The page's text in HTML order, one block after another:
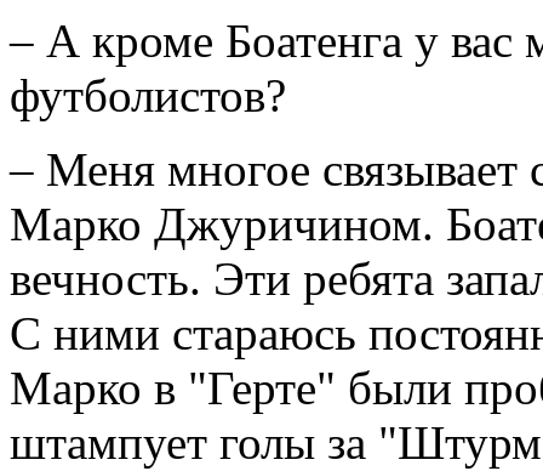
– А кроме Боатенга у вас
футболистов?
– Меня многое
Марко Джуричином.
вечность. Эти ребята
С ними стараюсь
Марко в "Герте" были
штампует голы за